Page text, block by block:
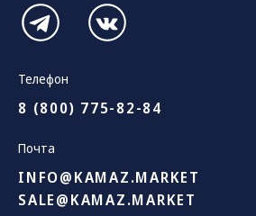
Телефон
8 (800) 775-82-84
Почта
INFO@KAMAZ.MARKET
SALE@KAMAZ.MARKET